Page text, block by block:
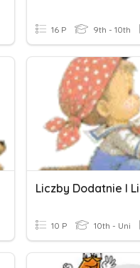
16 P 9th - 10th
10 P 10th - Uni